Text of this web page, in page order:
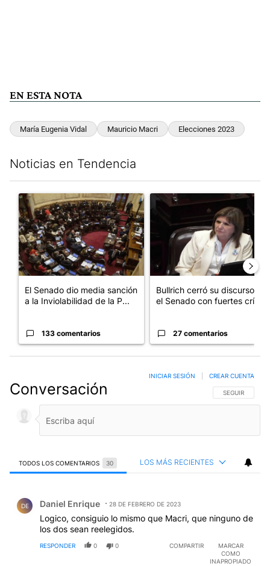
EN ESTA NOTA
María Eugenia Vidal Mauricio Macri Elecciones 2023
Noticias en Tendencia
Un artículo de tendencia con el título "El Senado dio media
El Senado dio media sanción
a la Inviolabilidad de la P...
133 comentarios
Un artículo de tendencia
Bullrich cerró su discurso en
el Senado con fuertes crí...
27 comentarios
Conversación SIGA ESTA
SEGUIR
INICIAR SESIÓN CREAR CUENTA
TODOS LOS COMENTARIOS 30 LOS MÁS RECIENTES
DE Daniel Enrique 28 DE FEBRERO DE 2023
Logico, consiguio lo mismo que Macri, que ninguno de
los dos sean reelegidos.
RESPONDER 0 0 COMPARTIR
MARCAR
COMO
INAPROPIADO